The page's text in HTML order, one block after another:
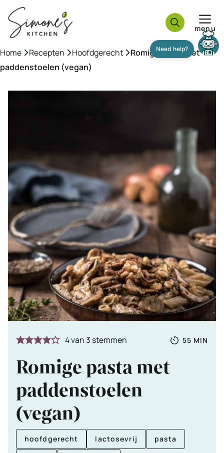
naar
inhoud
menu
Home »Recepten »Hoofdgerecht »Romige pasta met
paddenstoelen (vegan)
4van 3 stemmen
Totale
55 MIN
Romige pasta met
paddenstoelen
(vegan)
hoofdgerecht lactosevrij pasta
Need help?